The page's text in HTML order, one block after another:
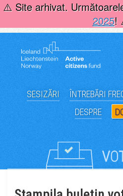
Skip
to
⚠️ Site arhivat.
2025!
SESIZĂRI ÎNTREBĂRI
DESPRE